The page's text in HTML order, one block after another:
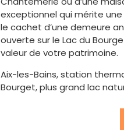
exceptionnel qui mérite
le cachet d’une demeure
ouverte sur le Lac du
valeur de votre patrimoine.
Aix-les-Bains, station
Bourget, plus grand lac